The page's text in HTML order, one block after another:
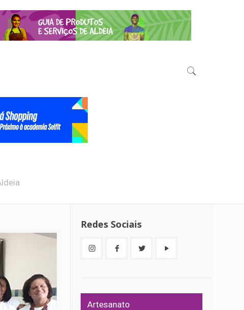
Redes Sociais
Artesanato